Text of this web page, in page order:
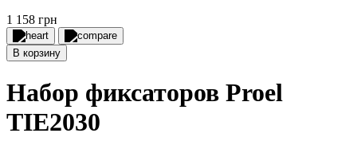
1 158 грн
В корзину
Набор фиксаторов Proel
TIE2030